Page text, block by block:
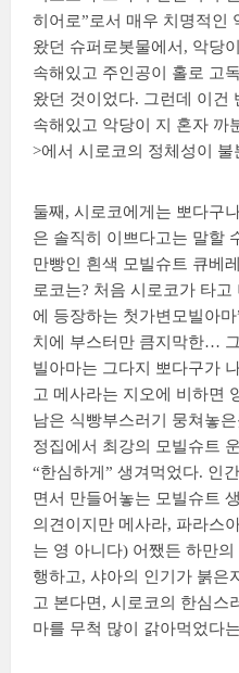
히어로”로서 매우 치명적인
왔던 슈퍼로봇물에서, 악당
속해있고 주인공이 홀로 고
왔던 것이었다. 그런데 이건
속해있고 악당이 지 혼자
>에서 시로코의 정체성이
둘째, 시로코에게는 뽀다구
은 솔직히 이쁘다고는 말할
만빵인 흰색 모빌슈트 큐베
로코는? 처음 시로코가 타
에 등장하는 첫가변모빌아
치에 부스터만 큼지막한…
빌아마는 그다지 뽀다구가
고 메사라는 지오에 비하면
남은 식빵부스러기 뭉쳐놓
정집에서 최강의 모빌슈트
“한심하게” 생겨먹었다. 인
면서 만들어놓는 모빌슈트
의견이지만 메사라, 파라스
는 영 아니다) 어쨌든 하만
행하고, 샤아의 인기가 붉은
고 본다면, 시로코의 한심스
마를 무척 많이 갉아먹었다